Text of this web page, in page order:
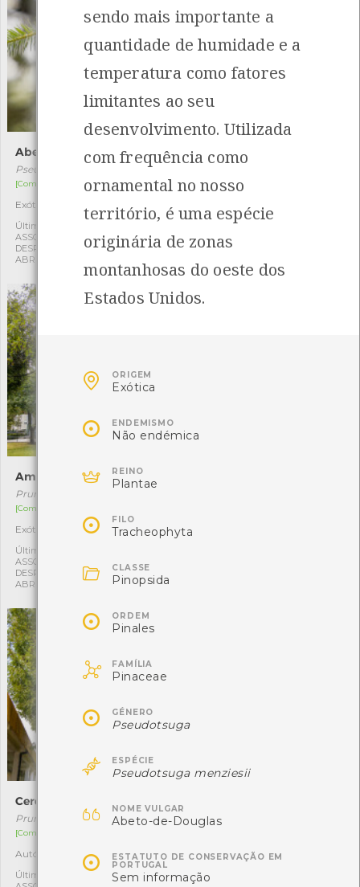
Abeto-de-Douglas
Pseudotsuga menziesii
[Comum]
Exótica
Última observação por:
ASSOCIAÇÃO CULTURAL E
DESPORTIVA CAPITÃES DE
ABRIL
1
Azereiro
[Raro]
Última observação por:
ASSOCIAÇÃO CULTURAL E
DESPORTIVA CAPITÃES DE
Amendoeira-doce
Prunus dulcis
[Comum]
Exótica
Última observação por:
ASSOCIAÇÃO CULTURAL E
DESPORTIVA CAPITÃES DE
ABRIL
1 Exótica
Cerejeira-brava
Prunus avium
[Comum]
Autóctone
Última observação por:
Populus alba
Autóctone
Última observação por:
sendo mais importante a
quantidade de humidade e a
temperatura como fatores
limitantes ao seu
desenvolvimento. Utilizada
com frequência como
ornamental no nosso
território, é uma espécie
originária de zonas
montanhosas do oeste dos
Estados Unidos.
 ORIGEM
Exótica
 ENDEMISMO
Não endémica
 REINO
Plantae
 FILO
Tracheophyta
 CLASSE
Pinopsida
 ORDEM
Pinales
 FAMÍLIA
Pinaceae
 GÉNERO
Pseudotsuga
 ESPÉCIE
Pseudotsuga menziesii
 NOME VULGAR
Abeto-de-Douglas
 ESTATUTO DE CONSERVAÇÃO EM
PORTUGAL
Sem informação